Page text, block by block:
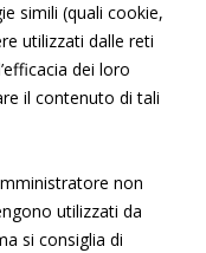
simili (quali cookie,
utilizzati dalle reti
dei loro
il contenuto di tali
non
utilizzati da
si consiglia di